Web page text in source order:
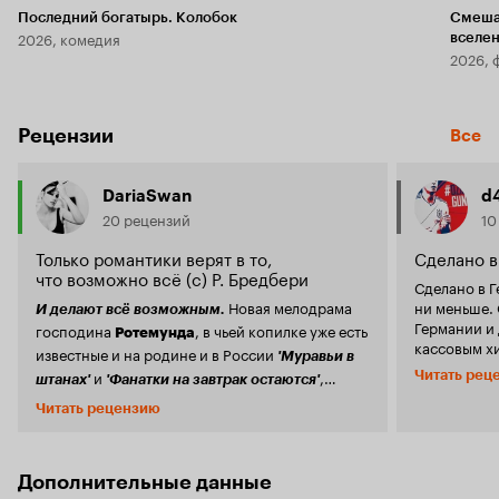
Последний богатырь. Колобок
2026, комедия
2026,
Рецензии Все
DariaSwan
20 рецензий
Только романтики верят в то,
что возможно всё (с) Р. Бредбери
И делают всё возможным.
господина Ротемунда , в чьей копилке уже есть
известные и на родине и в России 'Муравьи в
штанах'и 'Фанатки на завтрак остаются',
поднимает настроение и, как обычно,
заставляет верить в лучшее. Однако, по-
смотрится куда более законченной и
Читать рецензию
Сделано
Сделано в
ни меньше.
Германии
кассовым
почему. Во-первых, сюжет фильма банален до
Читать
Дополнительные данные